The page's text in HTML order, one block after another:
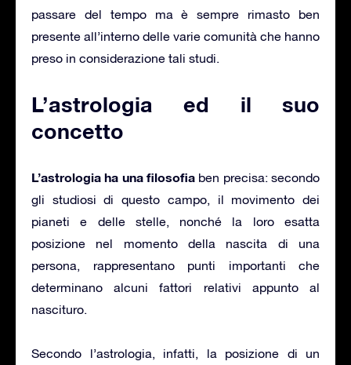
passare del tempo ma è sempre rimasto ben
presente all’interno delle varie comunità che hanno
preso in considerazione tali studi.
L’astrologia ed il suo
concetto
L’astrologia ha una filosofia ben precisa: secondo
gli studiosi di questo campo, il movimento dei
pianeti e delle stelle, nonché la loro esatta
posizione nel momento della nascita di una
persona, rappresentano punti importanti che
determinano alcuni fattori relativi appunto al
nascituro.
Secondo l’astrologia, infatti, la posizione di un